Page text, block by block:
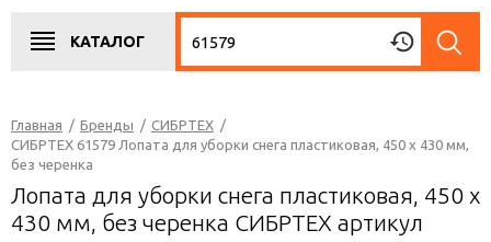
КАТАЛОГ
Главная / Бренды / СИБРТЕХ /
СИБРТЕХ 61579 Лопата для уборки снега пластиковая, 450 х 430 мм,
без черенка
Лопата для уборки снега пластиковая, 450 х
430 мм, без черенка СИБРТЕХ артикул